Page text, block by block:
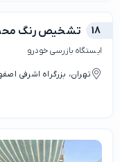
18 تشخیص رنگ
ایستگاه بازرسی خودرو
تهران، بزرگراه اشرفی